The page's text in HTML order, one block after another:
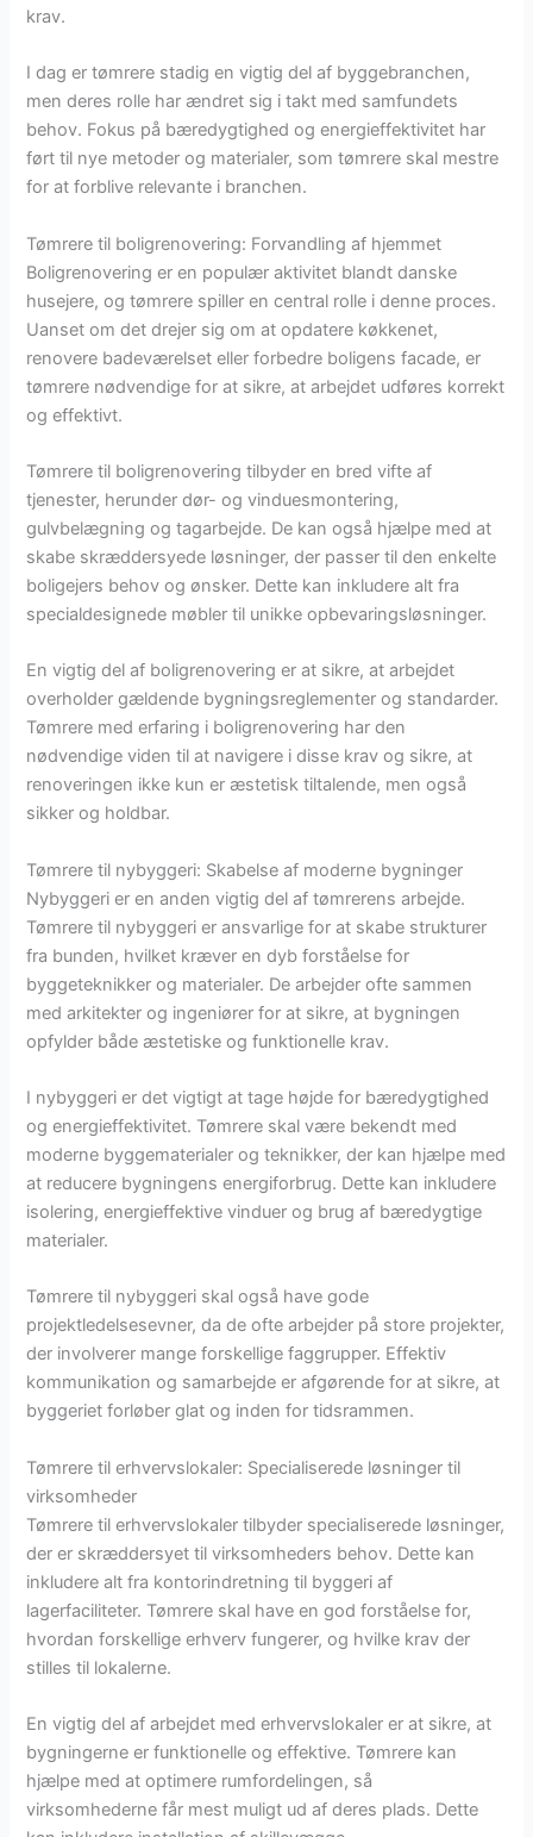
krav.
I dag er tømrere stadig en vigtig del af byggebranchen,
men deres rolle har ændret sig i takt med samfundets
behov. Fokus på bæredygtighed og energieffektivitet har
ført til nye metoder og materialer, som tømrere skal mestre
for at forblive relevante i branchen.
Tømrere til boligrenovering: Forvandling af hjemmet
Boligrenovering er en populær aktivitet blandt danske
husejere, og tømrere spiller en central rolle i denne proces.
Uanset om det drejer sig om at opdatere køkkenet,
renovere badeværelset eller forbedre boligens facade, er
tømrere nødvendige for at sikre, at arbejdet udføres korrekt
og effektivt.
Tømrere til boligrenovering tilbyder en bred vifte af
tjenester, herunder dør- og vinduesmontering,
gulvbelægning og tagarbejde. De kan også hjælpe med at
skabe skræddersyede løsninger, der passer til den enkelte
boligejers behov og ønsker. Dette kan inkludere alt fra
specialdesignede møbler til unikke opbevaringsløsninger.
En vigtig del af boligrenovering er at sikre, at arbejdet
overholder gældende bygningsreglementer og standarder.
Tømrere med erfaring i boligrenovering har den
nødvendige viden til at navigere i disse krav og sikre, at
renoveringen ikke kun er æstetisk tiltalende, men også
sikker og holdbar.
Tømrere til nybyggeri: Skabelse af moderne bygninger
Nybyggeri er en anden vigtig del af tømrerens arbejde.
Tømrere til nybyggeri er ansvarlige for at skabe strukturer
fra bunden, hvilket kræver en dyb forståelse for
byggeteknikker og materialer. De arbejder ofte sammen
med arkitekter og ingeniører for at sikre, at bygningen
opfylder både æstetiske og funktionelle krav.
I nybyggeri er det vigtigt at tage højde for bæredygtighed
og energieffektivitet. Tømrere skal være bekendt med
moderne byggematerialer og teknikker, der kan hjælpe med
at reducere bygningens energiforbrug. Dette kan inkludere
isolering, energieffektive vinduer og brug af bæredygtige
materialer.
Tømrere til nybyggeri skal også have gode
projektledelsesevner, da de ofte arbejder på store projekter,
der involverer mange forskellige faggrupper. Effektiv
kommunikation og samarbejde er afgørende for at sikre, at
byggeriet forløber glat og inden for tidsrammen.
Tømrere til erhvervslokaler: Specialiserede løsninger til
virksomheder
Tømrere til erhvervslokaler tilbyder specialiserede løsninger,
der er skræddersyet til virksomheders behov. Dette kan
inkludere alt fra kontorindretning til byggeri af
lagerfaciliteter. Tømrere skal have en god forståelse for,
hvordan forskellige erhverv fungerer, og hvilke krav der
stilles til lokalerne.
En vigtig del af arbejdet med erhvervslokaler er at sikre, at
bygningerne er funktionelle og effektive. Tømrere kan
hjælpe med at optimere rumfordelingen, så
virksomhederne får mest muligt ud af deres plads. Dette